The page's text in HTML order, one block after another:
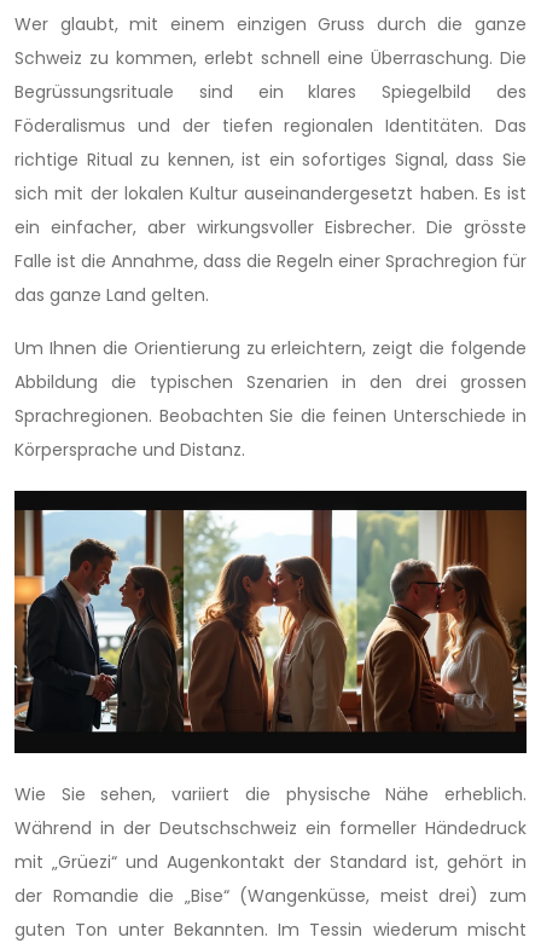
Wer glaubt, mit einem einzigen Gruss durch die ganze
Schweiz zu kommen, erlebt schnell eine Überraschung. Die
Begrüssungsrituale sind ein klares Spiegelbild des
Föderalismus und der tiefen regionalen Identitäten. Das
richtige Ritual zu kennen, ist ein sofortiges Signal, dass Sie
sich mit der lokalen Kultur auseinandergesetzt haben. Es ist
ein einfacher, aber wirkungsvoller Eisbrecher. Die grösste
Falle ist die Annahme, dass die Regeln einer Sprachregion für
das ganze Land gelten.
Um Ihnen die Orientierung zu erleichtern, zeigt die folgende
Abbildung die typischen Szenarien in den drei grossen
Sprachregionen. Beobachten Sie die feinen Unterschiede in
Körpersprache und Distanz.
Wie Sie sehen, variiert die physische Nähe erheblich.
Während in der Deutschschweiz ein formeller Händedruck
mit „Grüezi“ und Augenkontakt der Standard ist, gehört in
der Romandie die „Bise“ (Wangenküsse, meist drei) zum
guten Ton unter Bekannten. Im Tessin wiederum mischt